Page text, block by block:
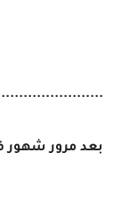
بعد مرور